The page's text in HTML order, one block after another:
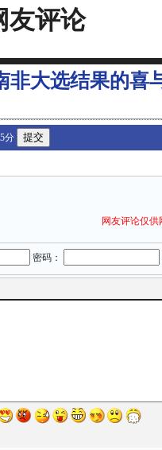
友评论
非大选结果的喜
5分
网友评论仅
密码：